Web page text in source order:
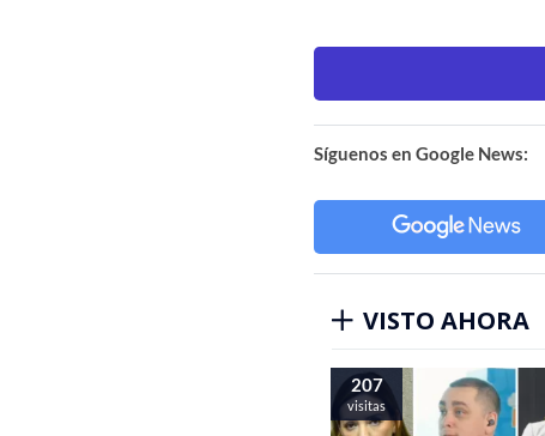
Síguenos en Google News:
VISTO AHORA
207
visitas